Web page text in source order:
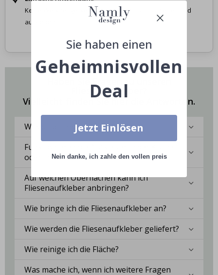
Keine Werkzeuge, kein Schmutz – einfach abziehen und
aufkleben.
Fliesenaufkleber?
Vielleicht finden Sie hier die Antworten.
Was sind Fliesenaufkleber?
Funktionieren die Aufkleber in der Küche
oder im Bad?
Auf welchen Oberflächen kann ich
Fliesenaufkleber anbringen?
Wie bringe ich die Fliesenaufkleber an?
Wie werden die Fliesenaufkleber geliefert?
Wie reinige ich die Fläche?
Was mache ich, wenn ich weitere Fragen
Sie haben einen
Geheimnisvollen
Deal
Jetzt Einlösen
Nein danke, ich zahle den vollen preis